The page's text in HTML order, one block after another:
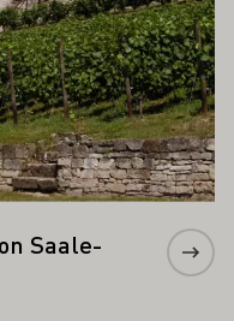
Saale-